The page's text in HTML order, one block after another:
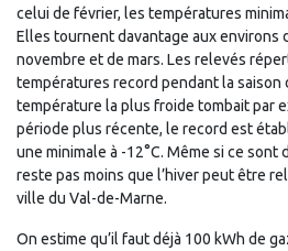
celui de février, les températures
Elles tournent davantage aux environs
novembre et de mars. Les relevés
températures record pendant la saison
température la plus froide tombait par
période plus récente, le record est
une minimale à -12°C. Même si ce sont
reste pas moins que l’hiver peut être
ville du Val-de-Marne.
On estime qu’il faut déjà 100 kWh de